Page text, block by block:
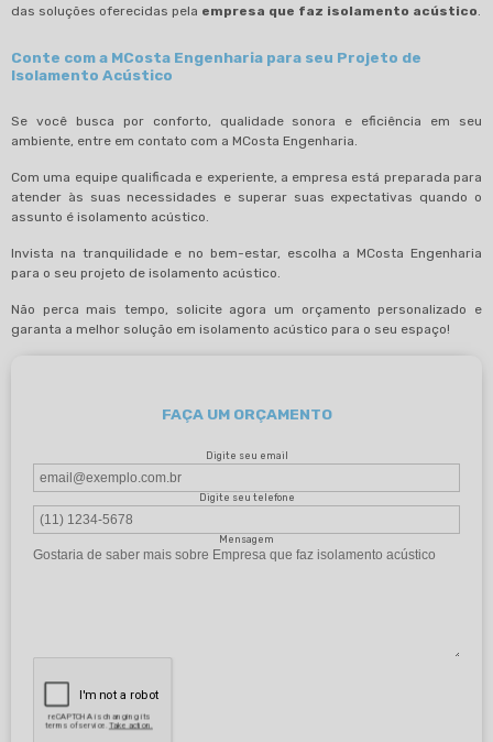
das soluções oferecidas pela empresa que faz isolamento acústico
Conte com a MCosta Engenharia para seu Projeto de
Isolamento Acústico
Se você busca por conforto, qualidade sonora e eficiência em seu
ambiente, entre em contato com a MCosta Engenharia.
Com uma equipe qualificada e experiente, a empresa está preparada para
atender às suas necessidades e superar suas expectativas quando o
assunto é isolamento acústico.
Invista na tranquilidade e no bem-estar, escolha a MCosta Engenharia
para o seu projeto de isolamento acústico.
Não perca mais tempo, solicite agora um orçamento personalizado e
garanta a melhor solução em isolamento acústico para o seu espaço!
FAÇA UM ORÇAMENTO
Digite seu email
Digite seu telefone
Mensagem